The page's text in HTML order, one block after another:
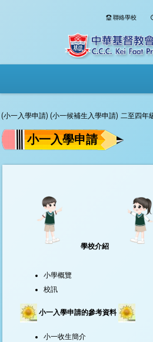
聯絡學校
(小一入學申請) (小一候補生入學申請) 二至四年
小一入學申請
學校介紹
小學概覽
校訊
小一入學申請的參考資料
小一收生簡介